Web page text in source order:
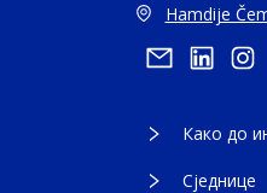
Hamdije
Како до
Сједнице